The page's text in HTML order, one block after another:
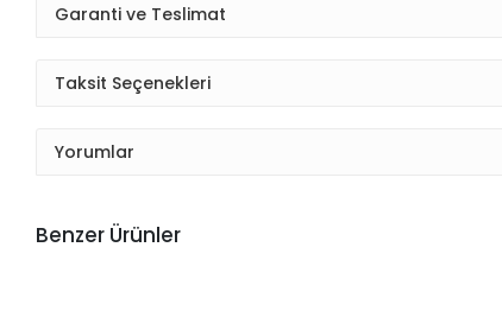
Garanti ve Teslimat
Taksit Seçenekleri
Yorumlar
Benzer Ürünler